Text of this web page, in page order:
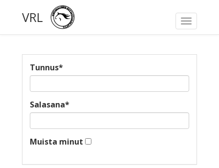
Toggle
VRL
Tunnus*
Salasana*
Muista minut